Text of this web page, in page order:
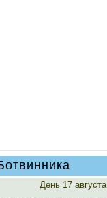
День 17 августа